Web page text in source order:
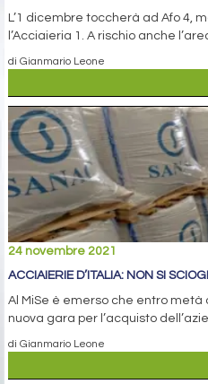
L’1 dicembre toccherà ad Afo 4,
l’Acciaieria 1. A rischio anche
di Gianmario Leone
24 novembre 2021
ACCIAIERIE D’ITALIA: NON SI
Al MiSe è emerso che entro
nuova gara per l’acquisto
di Gianmario Leone